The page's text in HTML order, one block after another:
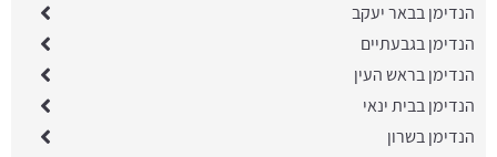
הנדימן בבאר יעקב
הנדימן בגבעתיים
הנדימן בראש העין
הנדימן בבית ינאי
הנדימן בשרון